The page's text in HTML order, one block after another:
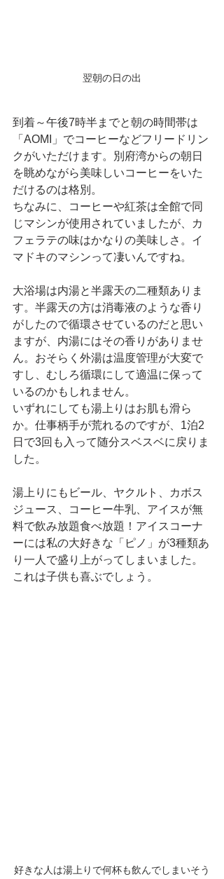
翌朝の日の出
到着～午後7時半までと朝の時間帯は
「AOMI」でコーヒーなどフリードリン
クがいただけます。別府湾からの朝日
を眺めながら美味しいコーヒーをいた
だけるのは格別。
ちなみに、コーヒーや紅茶は全館で同
じマシンが使用されていましたが、カ
フェラテの味はかなりの美味しさ。イ
マドキのマシンって凄いんですね。
大浴場は内湯と半露天の二種類ありま
す。半露天の方は消毒液のような香り
がしたので循環させているのだと思い
ますが、内湯にはその香りがありませ
ん。おそらく外湯は温度管理が大変で
すし、むしろ循環にして適温に保って
いるのかもしれません。
いずれにしても湯上りはお肌も滑ら
か。仕事柄手が荒れるのですが、1泊2
日で3回も入って随分スベスベに戻りま
した。
湯上りにもビール、ヤクルト、カボス
ジュース、コーヒー牛乳、アイスが無
料で飲み放題食べ放題！アイスコーナ
ーには私の大好きな「ピノ」が3種類あ
り一人で盛り上がってしまいました。
これは子供も喜ぶでしょう。
好きな人は湯上りで何杯も飲んでしまいそう